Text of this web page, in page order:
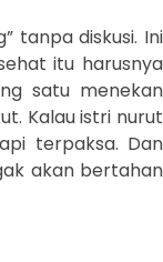
tanpa diskusi. Ini
itu harusnya
satu menekan
Kalau istri nurut
terpaksa. Dan
akan bertahan